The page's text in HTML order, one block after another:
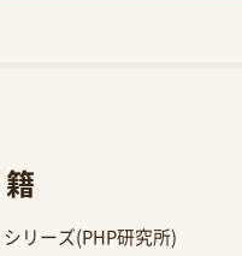
リーズ(PHP研究所)